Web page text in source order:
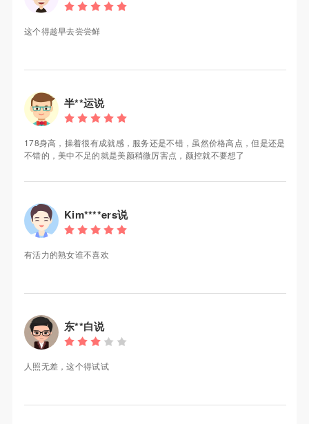
这个得趁早去尝尝鲜
半**运说
178身高，操着很有成就感，服务还是不错，虽然价格高点，但是还是
不错的，美中不足的就是美颜稍微厉害点，颜控就不要想了
Kim****ers说
有活力的熟女谁不喜欢
东**白说
人照无差，这个得试试